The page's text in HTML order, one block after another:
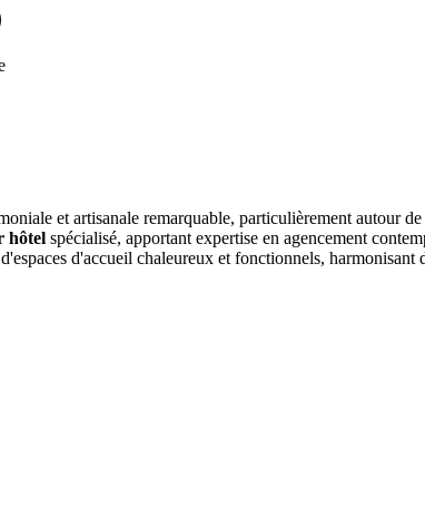
et artisanale remarquable, particulièrement autour
hôtel spécialisé, apportant expertise en agencement
d'accueil chaleureux et fonctionnels,